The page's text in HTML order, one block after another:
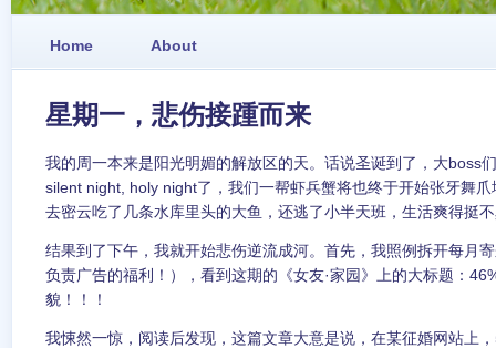
Home About
星期一，悲伤接踵而来
我的周一本来是阳光明媚的解放区的天。话说圣诞到了，大boss
silent night, holy night了，我们一帮虾兵蟹将也终于开始张牙舞
去密云吃了几条水库里头的大鱼，还逃了小半天班，生活爽得挺
结果到了下午，我就开始悲伤逆流成河。首先，我照例拆开每月
负责广告的福利！），看到这期的《女友·家园》上的大标题：
貌！！！
我悚然一惊，阅读后发现，这篇文章大意是说，在某征婚网站上